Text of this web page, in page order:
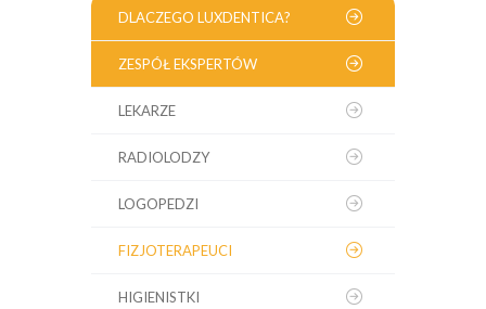
DLACZEGO LUXDENTICA?
ZESPÓŁ EKSPERTÓW
LEKARZE
RADIOLODZY
LOGOPEDZI
FIZJOTERAPEUCI
HIGIENISTKI